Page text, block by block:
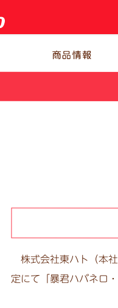
株式会社東ハト（本社
定にて「暴君ハバネロ